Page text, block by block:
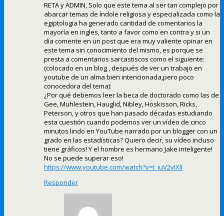
RETA y ADMIN, Solo que este tema al ser tan complejo por
abarcar temas de índole religiosa y especializada como la
egiptologia ha generado cantidad de comentarios la
mayoría en ingles, tanto a favor como en contra y si un
día comente en un post que era muy valiente opinar en
este tema sin conocimiento del mismo, es porque se
presta a comentarios sarcastiscos como el siguiente:
(colocado en un blog , después de ver un trabajo en
youtube de un alma bien intencionada,pero poco
conocedora del tema):
¿Por qué debemos leer la beca de doctorado como las de
Gee, Muhlestein, Hauglid, Nibley, Hoskisson, Ricks,
Peterson, y otros que han pasado décadas estudiando
esta cuestión cuando podemos ver un vídeo de cinco
minutos lindo en YouTube narrado por un blogger con un
grado en las estadísticas? Quiero decir, su vídeo incluso
tiene gráficos! Y el hombre es hermano Jake inteligente!
No se puede superar eso!
https://www.youtube.com/watch?v=t_iuV2vIXlI
Responder